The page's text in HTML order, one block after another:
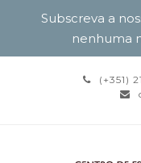
(+351)
Subscreva a
nenhuma